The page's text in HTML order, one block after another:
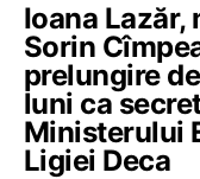
Ioana Lazăr,
Sorin
prelungire
luni ca
Ministerului
Ligiei Deca